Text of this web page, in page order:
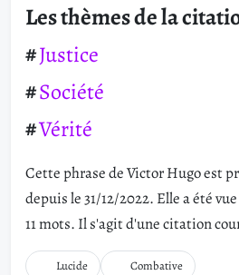
Les thèmes de la
Justice
Société
Vérité
Cette phrase de Victor Hugo est
depuis le 31/12/2022. Elle a été
11 mots. Il s'agit d'une citation
Lucide Combative